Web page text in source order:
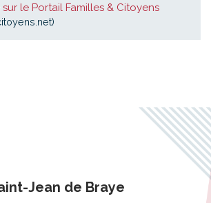
le Portail Familles & Citoyens
Jean de Braye